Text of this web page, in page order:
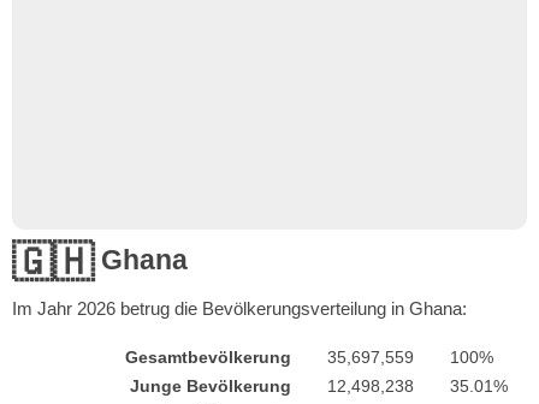
🇬🇭Ghana
Im Jahr 2026 betrug die Bevölkerungsverteilung in Ghana:
Gesamtbevölkerung 35,697,559
100%
Junge Bevölkerung
12,498,238
35.01%